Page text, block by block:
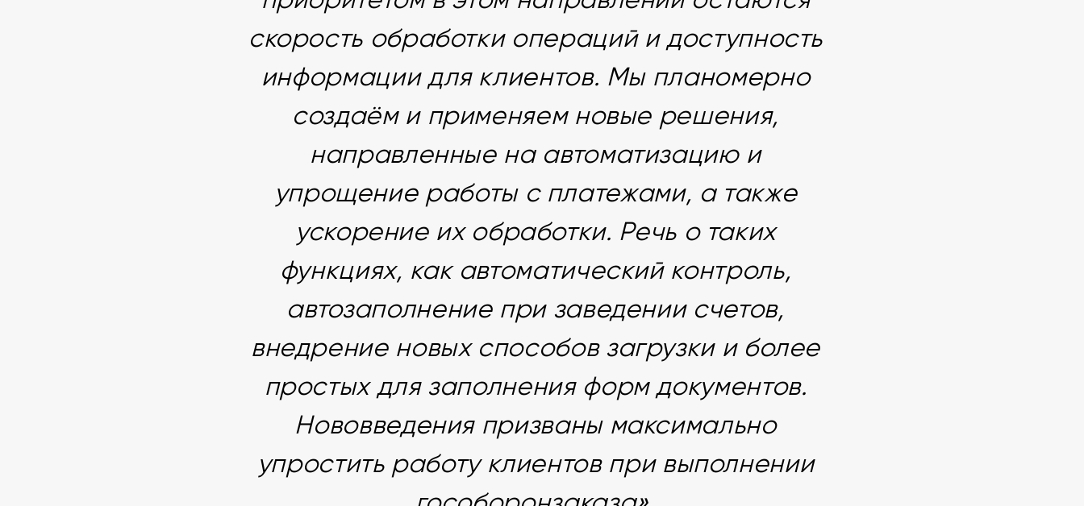
скорость обработки операций и доступность
информации для клиентов. Мы планомерно
создаём и применяем новые решения,
направленные на автоматизацию и
упрощение работы с платежами, а также
ускорение их обработки. Речь о таких
функциях, как автоматический контроль,
автозаполнение при заведении счетов,
внедрение новых способов загрузки и более
простых для заполнения форм документов.
Нововведения призваны максимально
упростить работу клиентов при выполнении